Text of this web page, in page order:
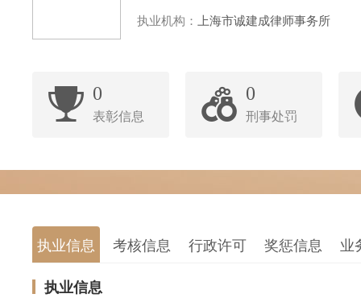
执业机构： 上海市诚建成律师事务所
0
表彰信息
0
刑事处罚
执业信息 考核信息 行政许可 奖惩信息 业
执业信息